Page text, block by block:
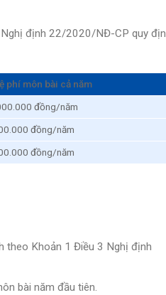
định 22/2020/NĐ-CP quy
phí môn bài cả năm
đồng/năm
đồng/năm
đồng/năm
theo Khoản 1 Điều 3 Nghị định
bài năm đầu tiên.